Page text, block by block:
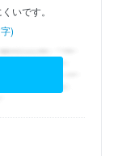
いです。
)